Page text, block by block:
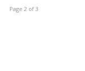
Page 2 of 3